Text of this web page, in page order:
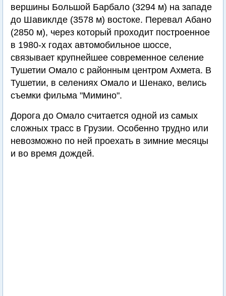
вершины Большой Барбало (3294 м) на западе
до Шавиклде (3578 м) востоке. Перевал Абано
(2850 м), через который проходит построенное
в 1980-х годах автомобильное шоссе,
связывает крупнейшее современное селение
Тушетии Омало c районным центром Ахмета. В
Тушетии, в селениях Омало и Шенако, велись
съемки фильма "Мимино".
Дорога до Омало считается одной из самых
сложных трасс в Грузии. Особенно трудно или
невозможно по ней проехать в зимние месяцы
и во время дождей.